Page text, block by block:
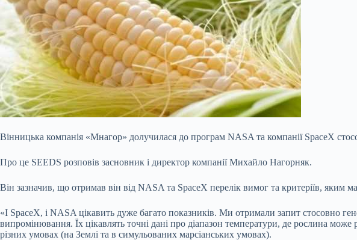
Вінницька компанія «Мнагор» долучилася до програм NASA та компанії SpaceX
Про це SEEDS розповів засновник і директор компанії Михайло Нагорняк.
Він зазначив, що отримав він від NASA та SpaceX перелік вимог та критеріїв, яким
«І SpaceX, і NASA цікавить дуже багато показників. Ми отримали запит стосовно
випромінювання. Їх цікавлять точні дані про діапазон температури, де рослина може
різних умовах (на Землі та в симульованих марсіанських умовах).